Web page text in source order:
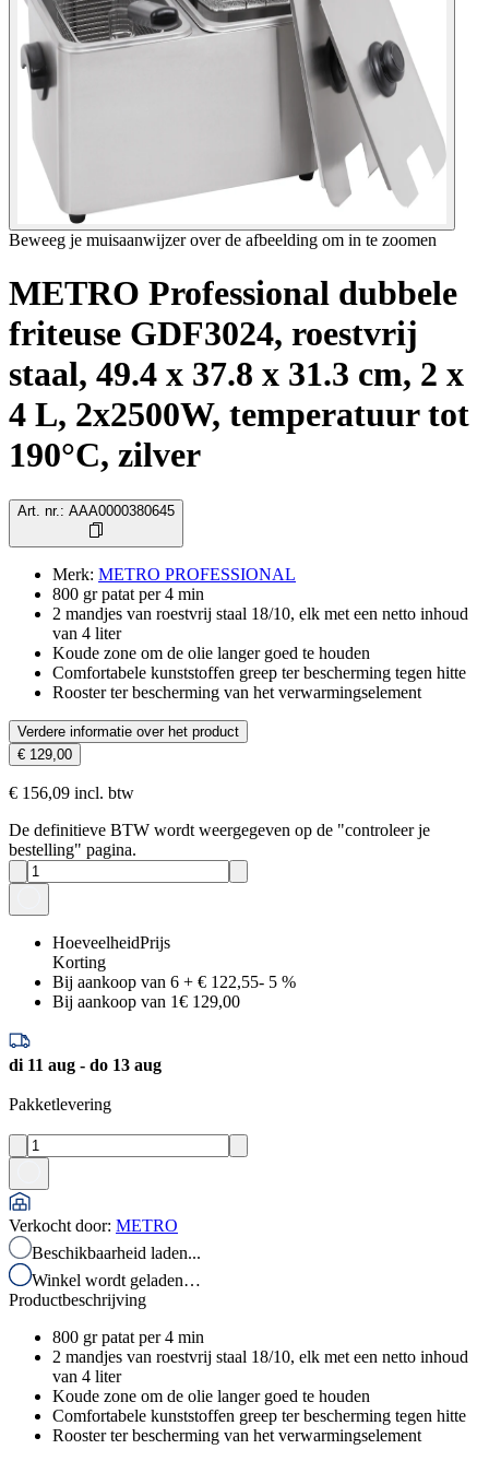
Beweeg je muisaanwijzer over de afbeelding om in te zoomen
METRO Professional dubbele
friteuse GDF3024, roestvrij
staal, 49.4 x 37.8 x 31.3 cm, 2 x
4 L, 2x2500W, temperatuur tot
190°C, zilver
Art. nr. : AAA0000380645
Merk: METRO PROFESSIONAL
800 gr patat per 4 min
2 mandjes van roestvrij staal 18/10, elk met een netto inhoud
van 4 liter
Koude zone om de olie langer goed te houden
Comfortabele kunststoffen greep ter bescherming tegen hitte
Rooster ter bescherming van het verwarmingselement
Verdere informatie over het product
€ 129,00
€ 156,09 incl. btw
De definitieve BTW wordt weergegeven op de "controleer je
bestelling" pagina.
HoeveelheidPrijs
Korting
Bij aankoop van 6 + € 122,55- 5 %
Bij aankoop van 1€ 129,00
di 11 aug - do 13 aug
Pakketlevering
Verkocht door: METRO
Beschikbaarheid laden...
Winkel wordt geladen…
Productbeschrijving
800 gr patat per 4 min
2 mandjes van roestvrij staal 18/10, elk met een netto inhoud
van 4 liter
Koude zone om de olie langer goed te houden
Comfortabele kunststoffen greep ter bescherming tegen hitte
Rooster ter bescherming van het verwarmingselement